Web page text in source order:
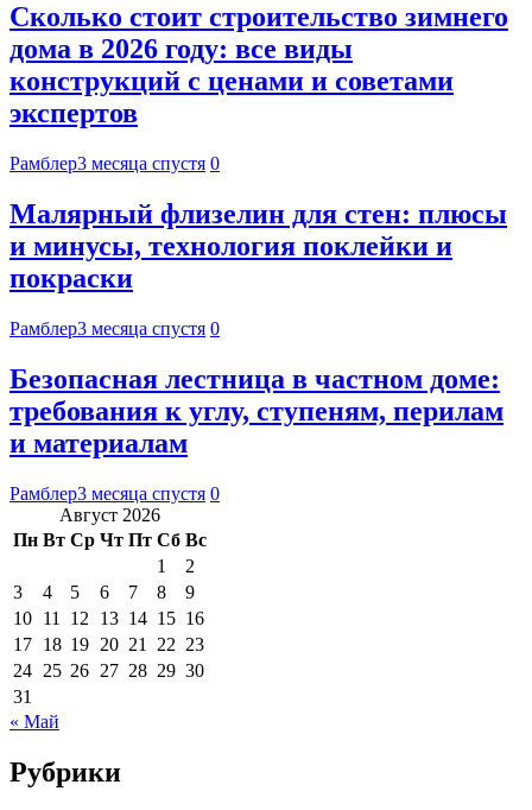
Сколько стоит строительство зимнего
дома в 2026 году: все виды
конструкций с ценами и советами
экспертов
Рамблер3 месяца спустя 0
Малярный флизелин для стен: плюсы
и минусы, технология поклейки и
покраски
Рамблер3 месяца спустя 0
Безопасная лестница в частном доме:
требования к углу, ступеням, перилам
и материалам
Рамблер3 месяца спустя 0
Август 2026
Пн Вт Ср Чт Пт Сб Вс
1
2
3
4 5 6 7 8
9
10 11 12 13 14 15 16
17 18 19 20 21 22 23
24 25 26 27 28 29 30
31
« Май
Рубрики